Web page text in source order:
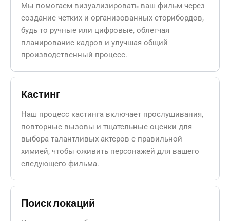
Мы помогаем визуализировать ваш фильм через
создание четких и организованных сторибордов,
будь то ручные или цифровые, облегчая
планирование кадров и улучшая общий
производственный процесс.
Кастинг
Наш процесс кастинга включает прослушивания,
повторные вызовы и тщательные оценки для
выбора талантливых актеров с правильной
химией, чтобы оживить персонажей для вашего
следующего фильма.
Поиск локаций